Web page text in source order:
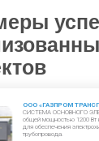
ООО «ГАЗПРОМ
СИСТЕМА ОСНОВНОГО
общей мощностью 1200 Вт
для обеспечения
трубопровода.